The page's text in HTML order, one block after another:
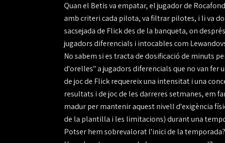
Quan el Betis va empatar, el jugador de
amb criteri cada pilota, va filtrar pilotes, i li va
sacsejada de Flick des de la banqueta, on
jugadors diferencials i intocables com
No sabem si es tracta de dosificació de minuts
d'orelles" a jugadors diferencials que no van fer
de joc de Flick requereix una intensitat i una
resultats i de joc de les darreres setmanes, em
madur per mantenir aquest nivell d'exigència
de la plantilla i les limitacions) durant una
Potser hem sobrevalorat l'inici de la temporada?